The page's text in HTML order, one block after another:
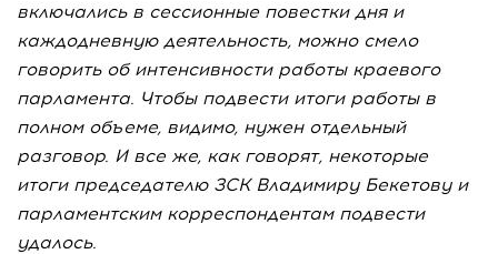
включались в сессионные повестки дня и
каждодневную деятельность, можно смело
говорить об интенсивности работы краевого
парламента. Чтобы подвести итоги работы в
полном объеме, видимо, нужен отдельный
разговор. И все же, как говорят, некоторые
итоги председателю ЗСК Владимиру Бекетову и
парламентским корреспондентам подвести
удалось.